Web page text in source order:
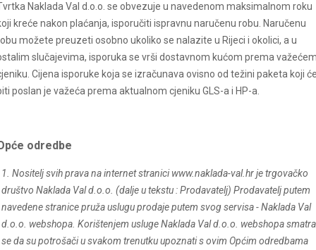
Naklada Val d.o.o. se obvezuje u navedenom maksimalnom roku
kreće nakon plaćanja, isporučiti ispravnu naručenu robu. Naručenu
možete preuzeti osobno ukoliko se nalazite u Rijeci i okolici, a u
slučajevima, isporuka se vrši dostavnom kućom prema
Cijena isporuke koja se izračunava ovisno od težini paketa koji
poslan je važeća prema aktualnom cjeniku GLS-a i HP-a.
odredbe
1. Nositelj svih prava na internet stranici www.naklada-val.hr je trgovačko
društvo Naklada Val d.o.o. (dalje u tekstu : Prodavatelj) Prodavatelj putem
navedene stranice pruža uslugu prodaje putem svog servisa - Naklada Val
d.o.o. webshopa. Korištenjem usluge Naklada Val d.o.o. webshopa smatra
se da su potrošači u svakom trenutku upoznati s ovim Općim odredbama